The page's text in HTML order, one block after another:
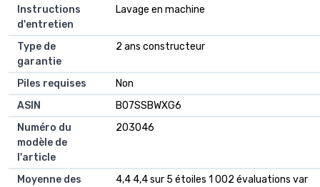
Instructions
d'entretien
‎Lavage en machine
Type de
garantie
‎2 ans constructeur
Piles requises
‎Non
ASIN
B07SSBWXG6
Numéro du
modèle de
l'article
203046
Moyenne des
4,4 4,4 sur 5 étoiles 1 002 évaluations var